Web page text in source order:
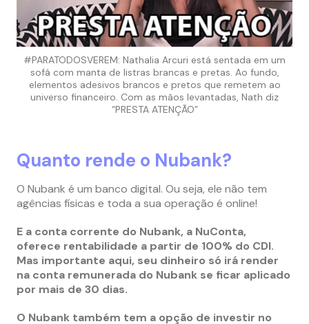
#PARATODOSVEREM: Nathalia Arcuri está sentada em um
sofá com manta de listras brancas e pretas. Ao fundo,
elementos adesivos brancos e pretos que remetem ao
universo financeiro. Com as mãos levantadas, Nath diz
“PRESTA ATENÇÃO”
Quanto rende o Nubank?
O Nubank é um banco digital. Ou seja, ele não tem
agências físicas e toda a sua operação é online!
E a conta corrente do Nubank, a NuConta,
oferece rentabilidade a partir de 100% do CDI.
Mas importante aqui, seu dinheiro só irá render
na conta remunerada do Nubank se ficar aplicado
por mais de 30 dias.
O Nubank também tem a opção de investir no